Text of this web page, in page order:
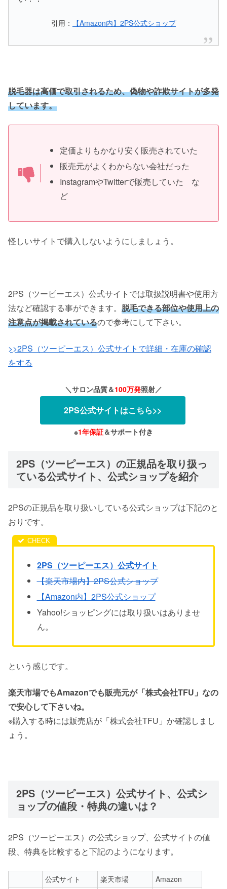
引用： 【Amazon内】2PS公式ショップ
脱毛器は高価で取引されるため、偽物や詐欺サイトが多発
しています。
定価よりもかなり安く販売されていた
販売元がよくわからない会社だった
InstagramやTwitterで販売していた な
ど
怪しいサイトで購入しないようにしましょう。
2PS（ツーピーエス）公式サイトでは取扱説明書や使用方
法など確認する事ができます。 脱毛できる部位や使用上の
注意点が掲載されているので参考にして下さい。
>>2PS（ツーピーエス）公式サイトで詳細・在庫の確認
をする
＼サロン品質＆100万発照射／
2PS公式サイトはこちら>>
※1年保証＆サポート付き
2PS（ツーピーエス）の正規品を取り扱っ
ている公式サイト、公式ショップを紹介
2PSの正規品を取り扱いしている公式ショップは下記のと
おりです。
2PS（ツーピーエス）公式サイト
【楽天市場内】2PS公式ショップ
【Amazon内】2PS公式ショップ
Yahoo!ショッピングには取り扱いはありませ
ん。
という感じです。
楽天市場でもAmazonでも販売元が「株式会社TFU」なの
で安心して下さいね。
※購入する時には販売店が「株式会社TFU」か確認しまし
ょう。
2PS（ツーピーエス）公式サイト、公式シ
ョップの値段・特典の違いは？
2PS（ツーピーエス）の公式ショップ、公式サイトの値
段、特典を比較すると下記のようになります。
公式サイト 楽天市場
Amazon